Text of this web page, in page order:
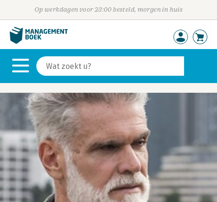
Op werkdagen voor 23:00 besteld, morgen in huis